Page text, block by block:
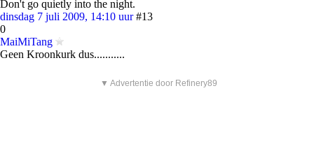
Don't go quietly into the night.
dinsdag 7 juli 2009, 14:10 uur #13
0
MaiMiTang
Geen Kroonkurk dus...........
▼ Advertentie door Refinery89